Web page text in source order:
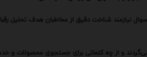
نیازمند شناخت دقیق از مخاطبان هدف تحلیل
و از چه کلماتی برای جستجوی محصولات و